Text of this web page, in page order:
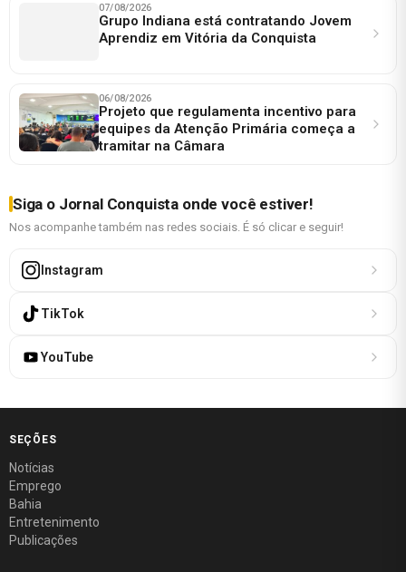
07/08/2026
Grupo Indiana está contratando Jovem
Aprendiz em Vitória da Conquista
06/08/2026
Projeto que regulamenta incentivo para
equipes da Atenção Primária começa a
tramitar na Câmara
Siga o Jornal Conquista onde você estiver!
Nos acompanhe também nas redes sociais. É só clicar e seguir!
Instagram
TikTok
YouTube
SEÇÕES
Notícias
Emprego
Bahia
Entretenimento
Publicações